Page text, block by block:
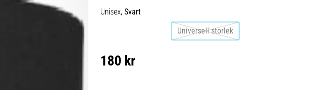
Unisex, Svart
Universell storlek
180 kr